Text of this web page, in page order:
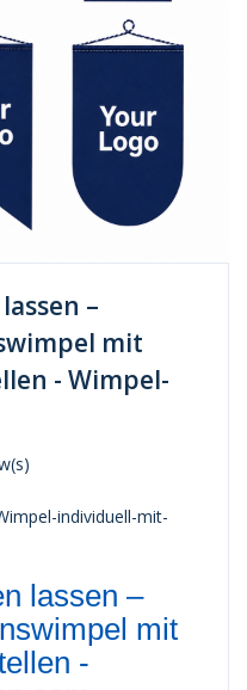
–
mit
- Wimpel-
individuell-mit-
lassen –
mit
-